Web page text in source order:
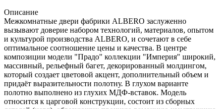
Описание
Межкомнатные двери фабрики ALBERO заслуженно
вызывают доверие набором технологий, материалов, опытом
и культурой производства ALBERO, и сочетают в себе
оптимальное соотношение цены и качества. В центре
композиции модели "Прадо" коллекции "Империя" широкий,
массивный, рельефный багет, декорированный молдингом,
который создает цветовой акцент, дополнительный объем и
придаёт выразительности полотну. В глухом варианте
полотно выполнено из глухих МДФ-вставок. Модель
относится к царговой конструкции, состоит из сборных